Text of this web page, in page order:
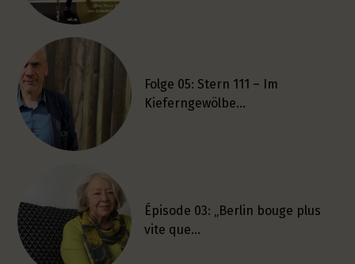
Folge 05: Stern 111 – Im
Kieferngewölbe…
Épisode 03: „Berlin bouge plus
vite que…